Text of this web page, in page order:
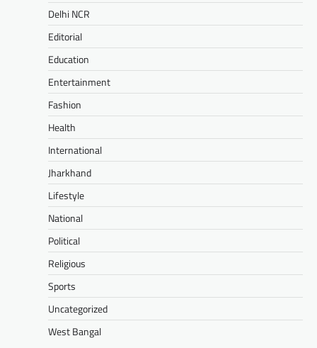
Delhi NCR
Editorial
Education
Entertainment
Fashion
Health
International
Jharkhand
Lifestyle
National
Political
Religious
Sports
Uncategorized
West Bangal